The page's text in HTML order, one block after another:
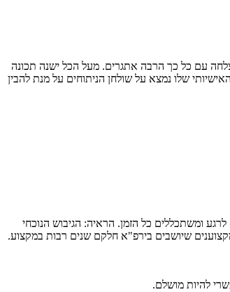
עם כל כך הרבה אתגרים. מעל הכל ישנה תכונה
שלו נמצא על שולחן הניתוחים על מנת להבין
לא נחים לרגע ומשתכללים כל הזמן. הראיה: הגיבוש הנוכחי
שיושבים בירפ"א חלקם שנים רבות במקצוע.
להיות מושלם.